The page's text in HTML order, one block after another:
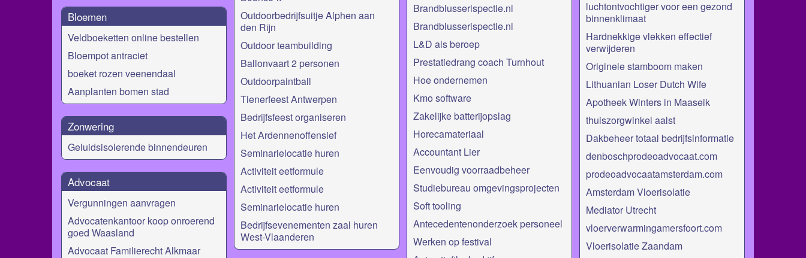
Bloemen
Veldboeketten online bestellen
Bloempot antraciet
boeket rozen veenendaal
Aanplanten bomen stad
Zonwering
Geluidsisolerende binnendeuren
Advocaat
Vergunningen aanvragen
Advocatenkantoor koop onroerend
goed Waasland
Advocaat Familierecht Alkmaar
Outdoorbedrijfsuitje Alphen aan
den Rijn
Outdoor teambuilding
Ballonvaart 2 personen
Outdoorpaintball
Tienerfeest Antwerpen
Bedrijfsfeest organiseren
Het Ardennenoffensief
Seminarielocatie huren
Activiteit eetformule
Activiteit eetformule
Seminarielocatie huren
Bedrijfsevenementen zaal huren
West-Vlaanderen
Brandblusserispectie.nl
Brandblusserispectie.nl
L&D als beroep
Prestatiedrang coach Turnhout
Hoe ondernemen
Kmo software
Zakelijke batterijopslag
Horecamateriaal
Accountant Lier
Eenvoudig voorraadbeheer
Studiebureau omgevingsprojecten
Soft tooling
Antecedentenonderzoek personeel
Werken op festival
luchtontvochtiger voor een gezond
binnenklimaat
Hardnekkige vlekken effectief
verwijderen
Originele stamboom maken
Lithuanian Loser Dutch Wife
Apotheek Winters in Maaseik
thuiszorgwinkel aalst
Dakbeheer totaal bedrijfsinformatie
denboschprodeoadvocaat.com
prodeoadvocaatamsterdam.com
Amsterdam Vloerisolatie
Mediator Utrecht
vloerverwarmingamersfoort.com
Vloerisolatie Zaandam